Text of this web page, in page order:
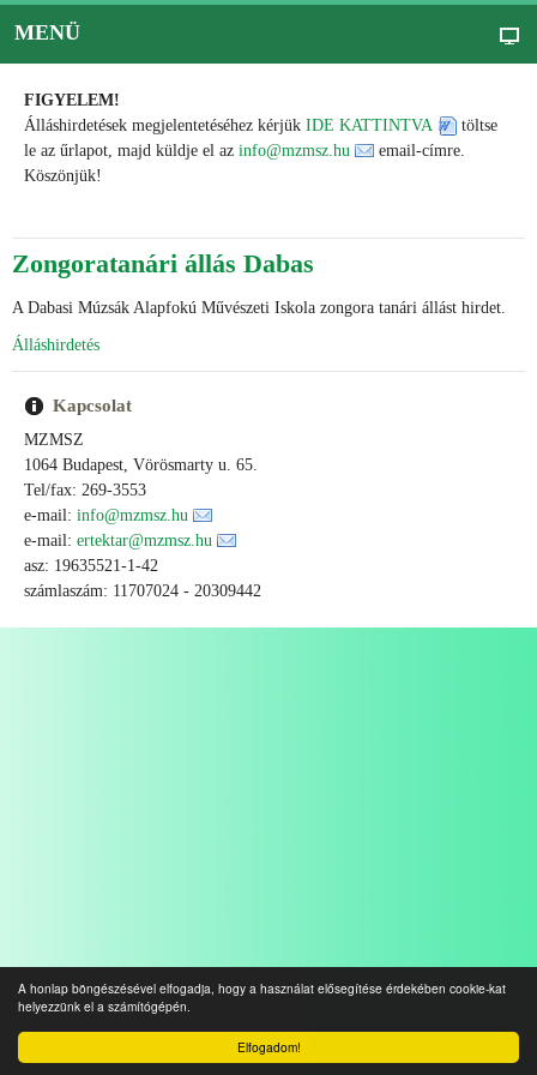
Elfogadom!
A honlap böngészésével elfogadja, hogy a használat elősegítése érdekében cookie-kat
helyezzünk el a számítógépén.
MENÜ
FIGYELEM!
Álláshirdetések megjelentetéséhez kérjük IDE KATTINTVA
töltse
le az űrlapot, majd küldje el az info@mzmsz.hu
email-címre.
Köszönjük!
Zongoratanári állás Dabas
A Dabasi Múzsák Alapfokú Művészeti Iskola zongora tanári állást hirdet.
Álláshirdetés
Kapcsolat
MZMSZ
1064 Budapest, Vörösmarty u. 65.
Tel/fax: 269-3553
e-mail: info@mzmsz.hu
e-mail: ertektar@mzmsz.hu
asz: 19635521-1-42
számlaszám: 11707024 - 20309442